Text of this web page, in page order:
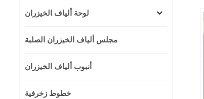
لوحة ألياف الخيزران
مجلس ألياف الخيزران الصلبة
أنبوب ألياف الخيزران
خطوط زخرفية